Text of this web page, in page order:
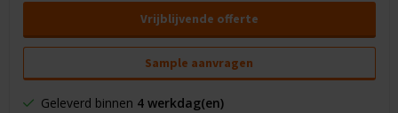
Vrijblijvende offerte
Sample aanvragen
Geleverd binnen 4 werkdag(en)